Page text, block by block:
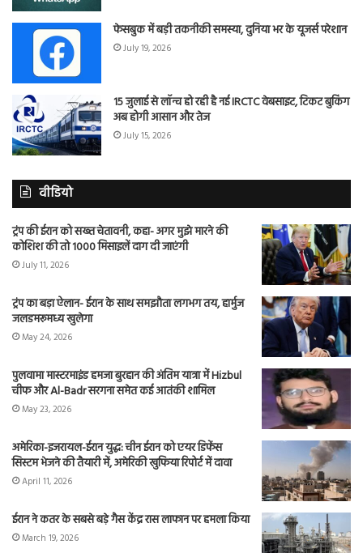
फेसबुक में बड़ी तकनीकी समस्या, दुनिया भर के यूजर्स परेशान
July 19, 2026
15 जुलाई से लॉन्च हो रही है नई IRCTC वेबसाइट, टिकट बुकिंग
अब होगी आसान और तेज
July 15, 2026
वीडियो
ट्रंप की ईरान को सख्त चेतावनी, कहा- अगर मुझे मारने की
कोशिश की तो 1000 मिसाइलें दाग दी जाएंगी
July 11, 2026
ट्रंप का बड़ा ऐलान- ईरान के साथ समझौता लगभग तय, हार्मुज
जलडमरूमध्य खुलेगा
May 24, 2026
पुलवामा मास्टरमाइंड हमजा बुरहान की अंतिम यात्रा में Hizbul
चीफ और Al-Badr सरगना समेत कई आतंकी शामिल
May 23, 2026
अमेरिका-इजरायल-ईरान युद्ध: चीन ईरान को एयर डिफेंस
सिस्टम भेजने की तैयारी में, अमेरिकी खुफिया रिपोर्ट में दावा
April 11, 2026
ईरान ने कतर के सबसे बड़े गैस केंद्र रास लाफान पर हमला किया
March 19, 2026